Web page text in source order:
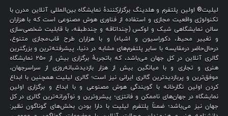
لیلیت® اولین پلتفرم و هلدینگ برگزارکنندهٔ نمایشگاه بین‌المللی آنلاین مدرن با
تکنولوژی واقعیت مجازی و استفاده از فناوری هوش مصنوعی است که با هزاران
سالن نمایشگاهی شیک و لوکس (چنداتاقه و چندطبقه، با قابلیت شخصی‌سازی
و تغییر محیط، دکوراسیون و اشیاء) و با هزاران طرح قاب‌مجازی متنوع،
درحال‌حاضر درمقایسه با سایر پلتفرم‌های مشابه در دنیا، پیشرفته‌ترین و بزرگترین
گالری آنلاین در کل جهان می‌باشد، که باتجربهٔ برگزاری بیش از ۲۵۰ نمایشگاه
هنری و تجاری و با میانگین بیش از هزار بازدیدشبانه‌روزی از سراسرجهان،
موفق‌ترین و پربازدیدترین گالری ایرانی نیز است؛ گالری لیلیت همچنین با ابداع
کردن اولین نگارخانه با گویندگی هوش مصنوعی و با ابداع و برگزاری اولین
نمایشگاه در جهان‌های ناممکن و فانتزی؛ پیشروترین و نوآورانه‌ترین گالری در کل
جهان نیز می‌باشد؛ ضمناً پلتفرم لیلیت با دارا بودن بخش‌های گوناگون نظیر: